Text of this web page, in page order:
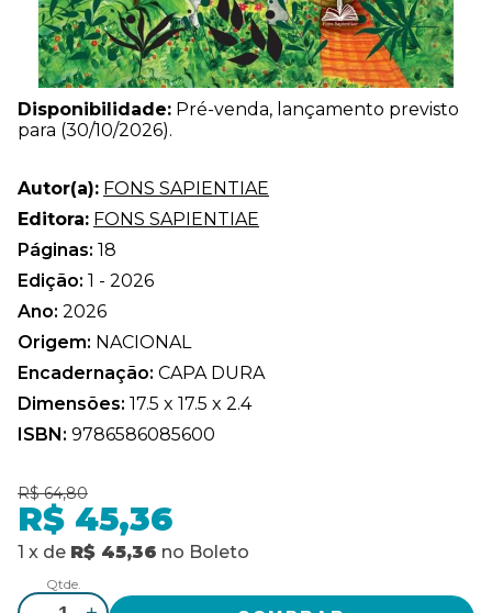
Disponibilidade: Pré-venda, lançamento previsto
para (30/10/2026).
Autor(a): FONS SAPIENTIAE
Editora: FONS SAPIENTIAE
Páginas: 18
Edição: 1 - 2026
Ano: 2026
Origem: NACIONAL
Encadernação: CAPA DURA
Dimensões: 17.5 x 17.5 x 2.4
ISBN: 9786586085600
R$ 64,80
R$ 45,36
1 x de R$ 45,36 no Boleto
Qtde.